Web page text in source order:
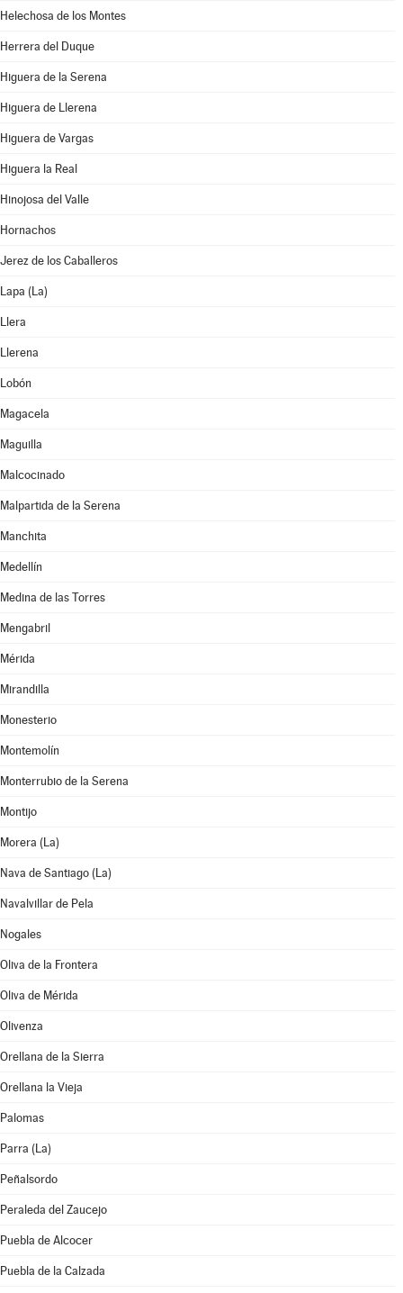
Helechosa de los Montes
Herrera del Duque
Higuera de la Serena
Higuera de Llerena
Higuera de Vargas
Higuera la Real
Hinojosa del Valle
Hornachos
Jerez de los Caballeros
Lapa (La)
Llera
Llerena
Lobón
Magacela
Maguilla
Malcocinado
Malpartida de la Serena
Manchita
Medellín
Medina de las Torres
Mengabril
Mérida
Mirandilla
Monesterio
Montemolín
Monterrubio de la Serena
Montijo
Morera (La)
Nava de Santiago (La)
Navalvillar de Pela
Nogales
Oliva de la Frontera
Oliva de Mérida
Olivenza
Orellana de la Sierra
Orellana la Vieja
Palomas
Parra (La)
Peñalsordo
Peraleda del Zaucejo
Puebla de Alcocer
Puebla de la Calzada